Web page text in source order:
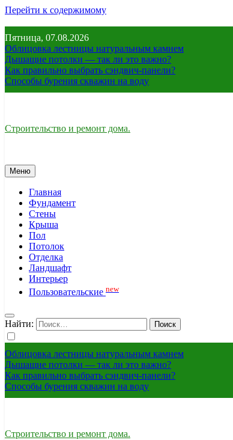
Перейти к содержимому
Пятница, 07.08.2026
Облицовка лестницы натуральным камнем
Дышащие потолки — так ли это важно?
Как правильно выбрать сэндвич-панели?
Способы бурения скважин на воду
Строительство и ремонт дома.
Меню
Главная
Фундамент
Стены
Крыша
Пол
Потолок
Отделка
Ландшафт
Интерьер
Пользовательские new
Найти:
Облицовка лестницы натуральным камнем
Дышащие потолки — так ли это важно?
Как правильно выбрать сэндвич-панели?
Способы бурения скважин на воду
Строительство и ремонт дома.